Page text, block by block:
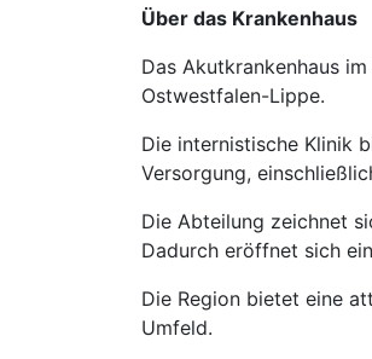
Über das Krankenhaus
Das Akutkrankenhaus
Ostwestfalen-Lippe.
Die internistische Klinik
Versorgung,
Die Abteilung zeichnet
Dadurch eröffnet sich
Die Region bietet eine
Umfeld.